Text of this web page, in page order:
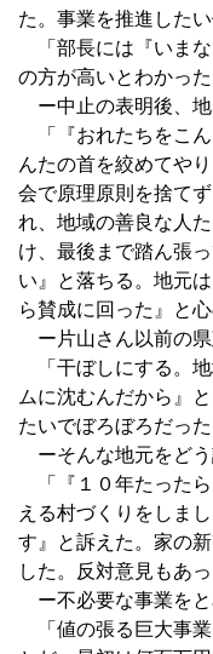
た。事業を推進した
「部長には『いまな
の方が高いとわかっ
ー中止の表明後、地
「『おれたちをこん
んたの首を絞めてや
会で原理原則を捨て
れ、地域の善良な人
け、最後まで踏ん張
い』と落ちる。地元
ら賛成に回った』と
ー片山さん以前の県
「干ぼしにする。
ムに沈むんだから』
たいでぼろぼろだった
ーそんな地元をどう
「『１０年たった
える村づくりをしま
す』と訴えた。家の
した。反対意見もあ
ー不必要な事業をと
「値の張る巨大事業